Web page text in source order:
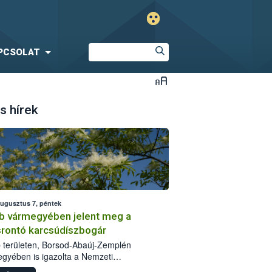
hírek
7, péntek
vármegyében jelent meg a
karcsúdíszbogár
területen, Borsod-Abaúj-Zemplén
is igazolta a Nemzeti
biztonsági Hivatal (Nébih) a